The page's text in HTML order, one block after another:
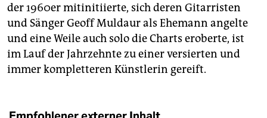
der 1960er mitinitiierte, sich deren Gitarristen
und Sänger Geoff Muldaur als Ehemann angelte
und eine Weile auch solo die Charts eroberte, ist
im Lauf der Jahrzehnte zu einer versierten und
immer kompletteren Künstlerin gereift.